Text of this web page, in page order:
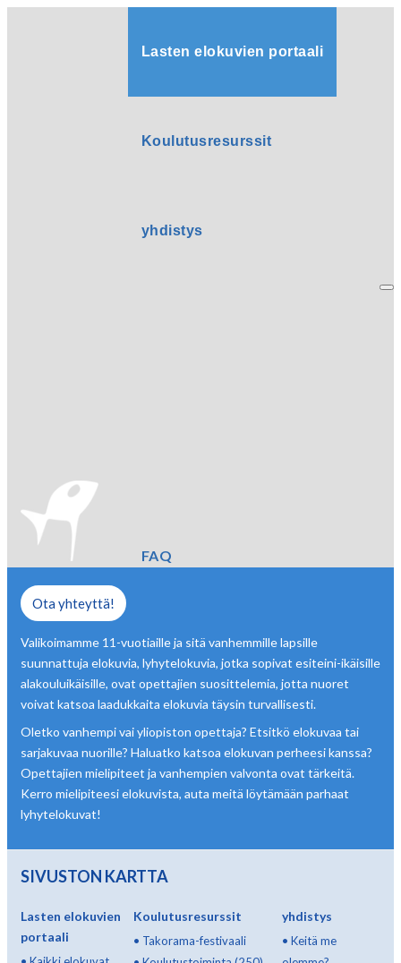
Lasten elokuvien portaali
Koulutusresurssit
yhdistys
FAQ
Ota yhteyttä!
Valikoimamme 11-vuotiaille ja sitä vanhemmille lapsille
suunnattuja elokuvia, lyhytelokuvia, jotka sopivat esiteini-ikäisille
alakouluikäisille, ovat opettajien suosittelemia, jotta nuoret
voivat katsoa laadukkaita elokuvia täysin turvallisesti.
Oletko vanhempi vai yliopiston opettaja? Etsitkö elokuvaa tai
sarjakuvaa nuorille? Haluatko katsoa elokuvan perheesi kanssa?
Opettajien mielipiteet ja vanhempien valvonta ovat tärkeitä.
Kerro mielipiteesi elokuvista, auta meitä löytämään parhaat
lyhytelokuvat!
SIVUSTON KARTTA
Lasten elokuvien
portaali
Koulutusresurssit
• Takorama-festivaali
yhdistys
•Keitä me